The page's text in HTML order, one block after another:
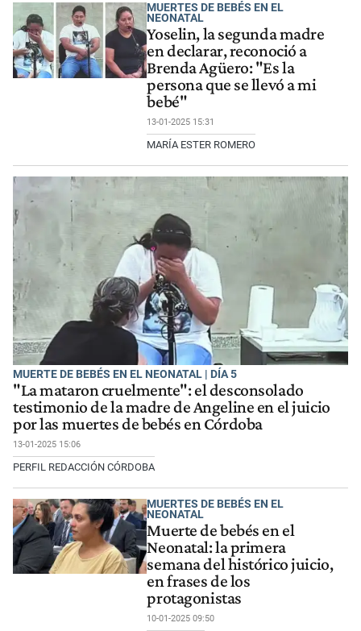
MUERTES DE BEBÉS EN EL
NEONATAL
Yoselin, la segunda madre
en declarar, reconoció a
Brenda Agüero: "Es la
persona que se llevó a mi
bebé"
13-01-2025 15:31
MARÍA ESTER ROMERO
MUERTE DE BEBÉS EN EL NEONATAL | DÍA 5
"La mataron cruelmente": el desconsolado
testimonio de la madre de Angeline en el juicio
por las muertes de bebés en Córdoba
13-01-2025 15:06
PERFIL REDACCIÓN CÓRDOBA
MUERTES DE BEBÉS EN EL
NEONATAL
Muerte de bebés en el
Neonatal: la primera
semana del histórico juicio,
en frases de los
protagonistas
10-01-2025 09:50